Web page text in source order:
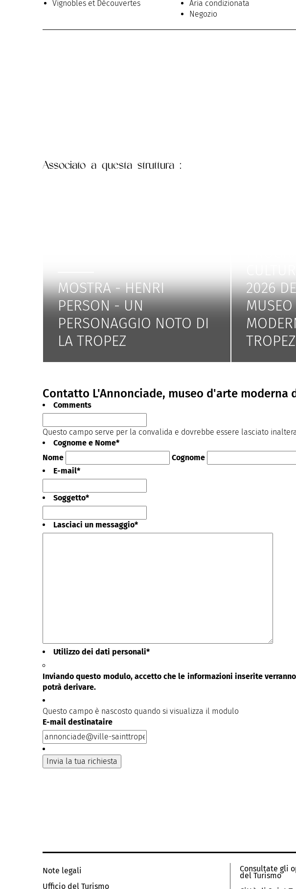
Vignobles et Découvertes
Aria condizionata
Negozio
Associato a questa struttura :
MOSTRA - HENRI
PERSON - UN
PERSONAGGIO NOTO DI
LA TROPEZ
2026
MUSEO
TROPEZ
Contatto L'Annonciade, museo d'arte moderna
Comments
Questo campo serve per la convalida e dovrebbe essere lasciato
Cognome e Nome*
Nome
Cognome
E-mail*
Soggetto*
Lasciaci un messaggio*
Utilizzo dei dati personali*
Inviando questo modulo, accetto che le informazioni inserite
potrà derivare.
Questo campo è nascosto quando si visualizza il modulo
E-mail destinataire
Note legali
Ufficio del Turismo
Consultate gli
del Turismo